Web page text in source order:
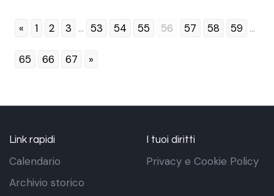
« 1 2 3 ... 53 54 55 56 57 58 59 ...
65 66 67 »
Link rapidi
Calendario
Archivio storico
I tuoi diritti
Privacy e Cookie Policy